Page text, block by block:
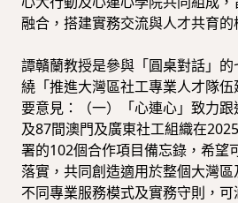
融合，搭建實務交流與人才共育的
譚贛蘭教授是參與「圓桌對話」
繞「推進大灣區社工專業人才隊
要意見：（一）「心連心」致力
及87間澳門及廣東社工組織在
署的102個合作項目備忘錄，希望
落實，共同創造適用於整個大灣
不同專業服務模式及實務守則，